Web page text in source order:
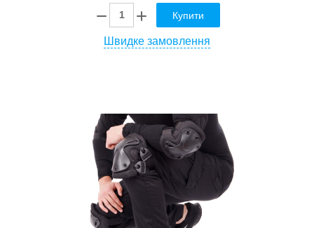
Купити
Швидке замовлення